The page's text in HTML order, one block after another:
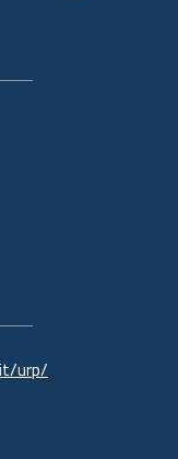
urp/